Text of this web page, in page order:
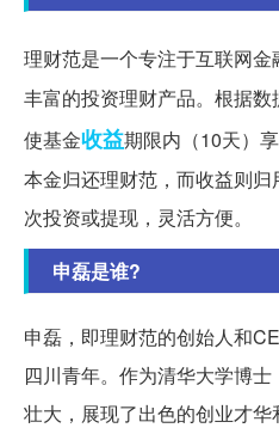
理财范是一个专注于互联网金
丰富的投资理财产品。根据
使基金收益期限内（10天）
本金归还理财范，而收益则
次投资或提现，灵活方便。
申磊是谁?
申磊，即理财范的创始人和
四川青年。作为清华大学博
壮大，展现了出色的创业才